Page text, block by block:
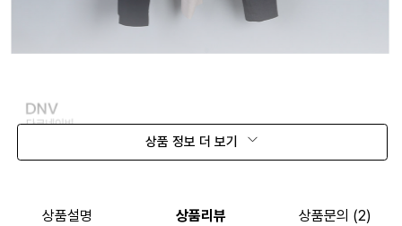
상품 정보 더 보기
상품설명 상품리뷰 상품문의 (2)